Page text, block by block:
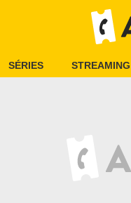
SÉRIES STREAMING